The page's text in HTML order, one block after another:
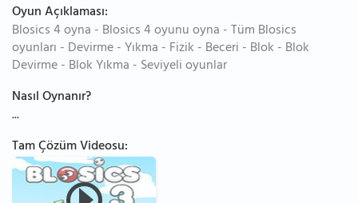
Oyun Açıklaması:
Blosics 4 oyna - Blosics 4 oyunu oyna - Tüm Blosics
oyunları - Devirme - Yıkma - Fizik - Beceri - Blok - Blok
Devirme - Blok Yıkma - Seviyeli oyunlar
Nasıl Oynanır?
...
Tam Çözüm Videosu: